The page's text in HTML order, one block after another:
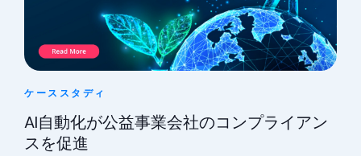
ケーススタディ
AI自動化が公益事業会社のコンプライアン
スを促進